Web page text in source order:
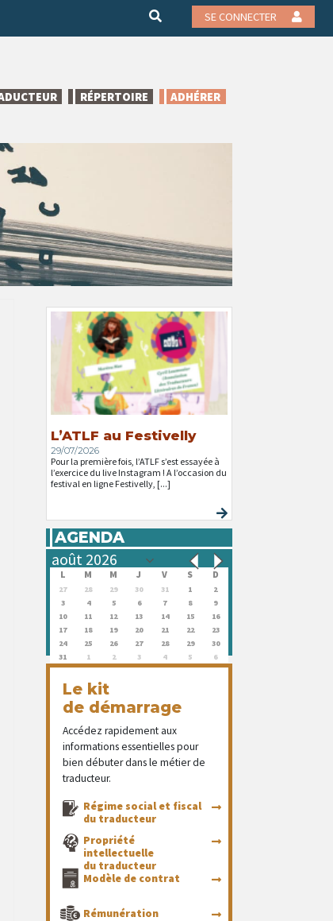
SE CONNECTER
RÉPERTOIRE ADHÉRER
L’ATLF au Festivelly
29/07/2026
Pour la première fois, l’ATLF s’est essayée à
l’exercice du live Instagram ! A l’occasion du
festival en ligne Festivelly, [...]
AGENDA
L M M J V S D
27 28 29 30 31 1
2
3
4 5 6 7 8
9
10
11 12 13 14 15
16
17
18 19 20 21 22
23
24
25 26 27 28 29
30
31
1 2 3 4 5 6
Le kit
de démarrage
Accédez rapidement aux
informations essentielles pour
bien débuter dans le métier de
traducteur.
Régime social et fiscal
du traducteur
Propriété
intellectuelle
du traducteur
Modèle de contrat
Rémunération